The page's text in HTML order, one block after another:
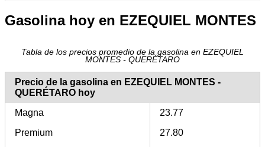
Gasolina hoy en EZEQUIEL MONTES
Tabla de los precios promedio de la gasolina en EZEQUIEL
MONTES - QUERÉTARO
Precio de la gasolina en EZEQUIEL MONTES -
QUERÉTARO hoy
Magna
23.77
Premium
27.80